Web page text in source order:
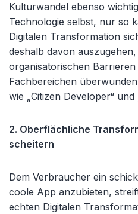
Kulturwandel ebenso
Technologie selbst, nur so
Digitalen Transformation
deshalb davon
organisatorischen
Fachbereichen
wie „Citizen Developer“
2. Oberflächliche
scheitern
Dem Verbraucher ein
coole App anzubieten,
echten Digitalen